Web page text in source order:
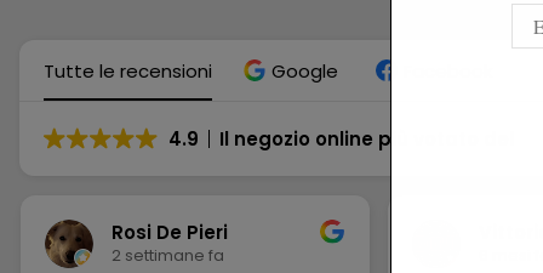
Tutte le recensioni Google
4.9 Il negozio online più votato del
Rosi De Pieri
2 settimane fa